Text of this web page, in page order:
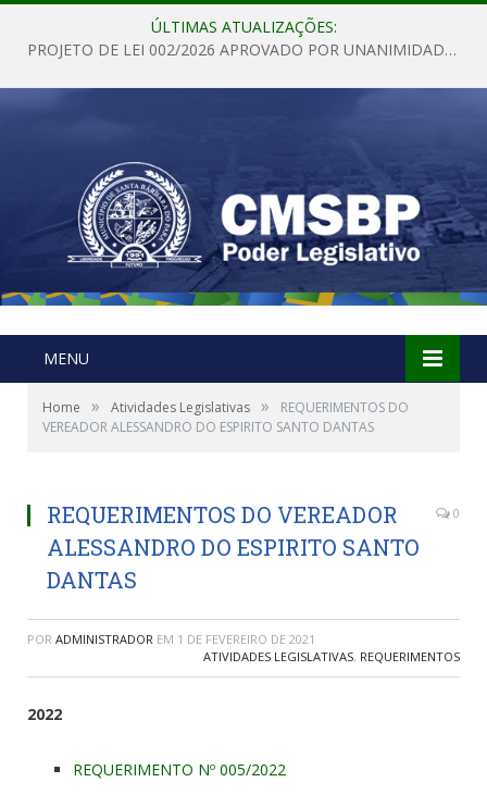
ÚLTIMAS ATUALIZAÇÕES:
PROJETO DE LEI 002/2026 APROVADO POR UNANIMIDADE EM SESSÃO ORDINÁRIA NESTA QUINTA – FEIRA 28 DE MAIO DE 2026
MENU
Home » Atividades Legislativas »
REQUERIMENTOS DO
VEREADOR ALESSANDRO DO ESPIRITO SANTO DANTAS
REQUERIMENTOS DO VEREADOR
ALESSANDRO DO ESPIRITO SANTO
DANTAS
0
POR ADMINISTRADOR EM 1 DE FEVEREIRO DE 2021
ATIVIDADES LEGISLATIVAS, REQUERIMENTOS
2022
REQUERIMENTO Nº 005/2022